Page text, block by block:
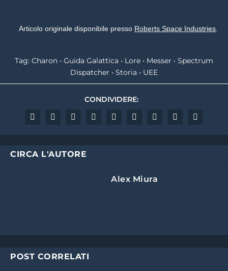
Articolo originale disponibile presso Roberts Space Industries
Tag: Charon • Guida Galattica • Lore • Messer • Spectrum
Dispatcher • Storia • UEE
CONDIVIDERE:
CIRCA L'AUTORE
Alex Miura
POST CORRELATI